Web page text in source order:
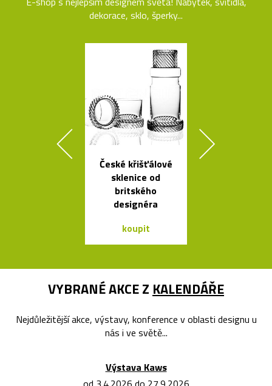
dekorace, sklo, šperky...
České křišťálové
sklenice od
britského
designéra
koupit
VYBRANÉ AKCE Z KALENDÁŘE
Nejdůležitější akce, výstavy, konference v oblasti designu u
nás i ve světě...
Výstava Kaws